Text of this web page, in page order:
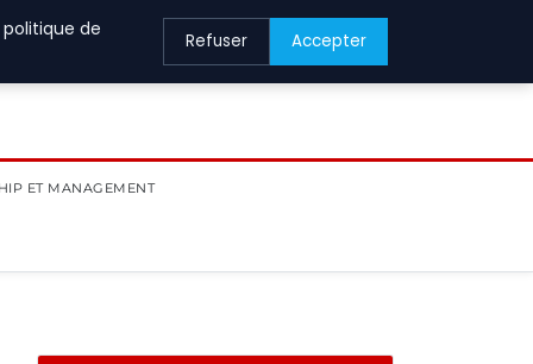
ET MANAGEMENT
de
Refuser Accepter